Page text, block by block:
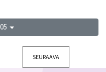
SEURAAVA